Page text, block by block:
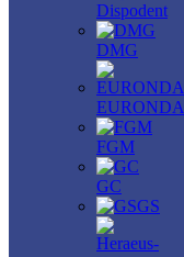
Dispodent
DMG
EURONDA
FGM
GC
GS